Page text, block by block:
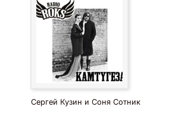
Сергей Кузин и Соня Сотник